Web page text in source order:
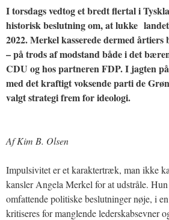
I torsdags vedtog et bredt flertal i
historisk beslutning om, at lukke
2022. Merkel kasserede dermed
– på trods af modstand både i det
CDU og hos partneren FDP. I jagten
med det kraftigt voksende parti de
valgt strategi frem for ideologi.
Af Kim B. Olsen
Impulsivitet er et karaktertræk, man ikke
kansler Angela Merkel for at udstråle.
omfattende politiske beslutninger nøje, i
kritiseres for manglende lederskabsevner